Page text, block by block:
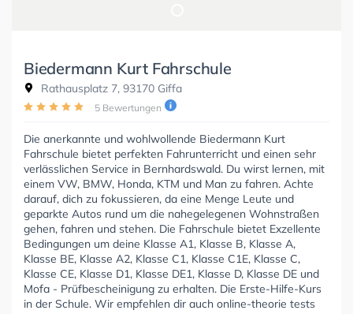
Biedermann Kurt Fahrschule
Rathausplatz 7, 93170 Giffa
5 Bewertungen
Die anerkannte und wohlwollende Biedermann Kurt
Fahrschule bietet perfekten Fahrunterricht und einen sehr
verlässlichen Service in Bernhardswald. Du wirst lernen, mit
einem VW, BMW, Honda, KTM und Man zu fahren. Achte
darauf, dich zu fokussieren, da eine Menge Leute und
geparkte Autos rund um die nahegelegenen Wohnstraßen
gehen, fahren und stehen. Die Fahrschule bietet Exzellente
Bedingungen um deine Klasse A1, Klasse B, Klasse A,
Klasse BE, Klasse A2, Klasse C1, Klasse C1E, Klasse C,
Klasse CE, Klasse D1, Klasse DE1, Klasse D, Klasse DE und
Mofa - Prüfbescheinigung zu erhalten. Die Erste-Hilfe-Kurs
in der Schule. Wir empfehlen dir auch online-theorie tests